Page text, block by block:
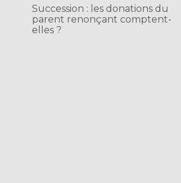
Succession : les donations du
parent renonçant comptent-
elles ?